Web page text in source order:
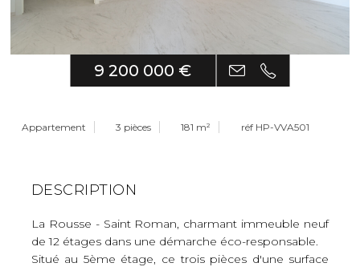
9 200 000 €
Appartement 3 pièces 181 m² réf HP-VVA501
DESCRIPTION
La Rousse - Saint Roman, charmant immeuble neuf
de 12 étages dans une démarche éco-responsable.
Situé au 5ème étage, ce trois pièces d'une surface